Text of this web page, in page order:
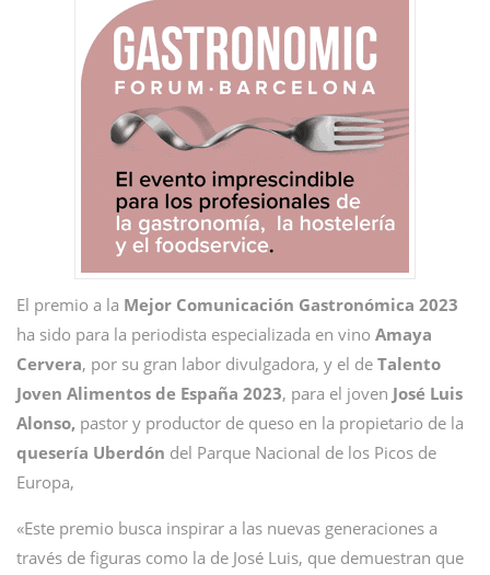
El premio a la Mejor Comunicación Gastronómica 2023
ha sido para la periodista especializada en vino Amaya
Cervera, por su gran labor divulgadora, y el de Talento
Joven Alimentos de España 2023, para el joven José Luis
Alonso, pastor y productor de queso en la propietario de la
quesería Uberdón del Parque Nacional de los Picos de
Europa,
«Este premio busca inspirar a las nuevas generaciones a
través de figuras como la de José Luis, que demuestran que